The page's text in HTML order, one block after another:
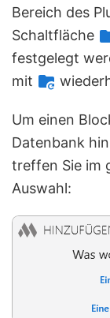
Bereich des
Schaltfläche
festgelegt
mit
Um einen
Datenbank
treffen Sie im
Auswahl: